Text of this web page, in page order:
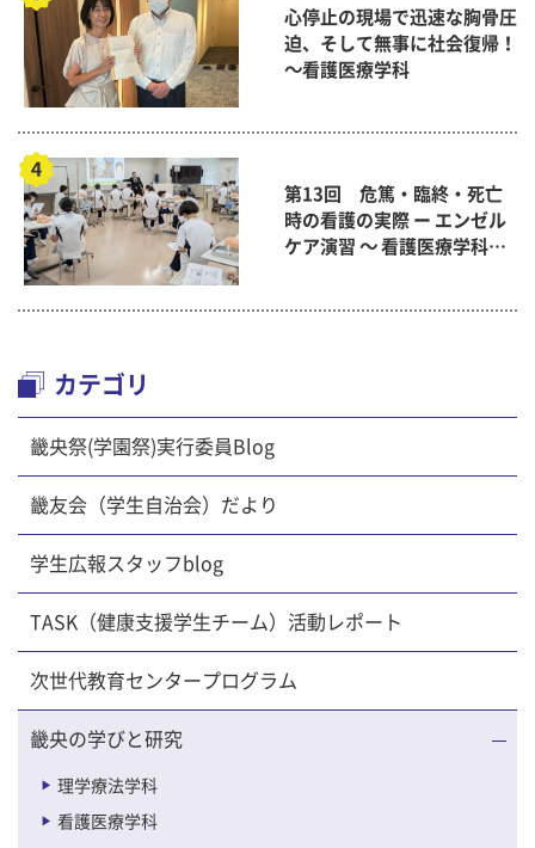
心停止の現場で迅速な胸骨圧
迫、そして無事に社会復帰！
～看護医療学科
第13回 危篤・臨終・死亡
時の看護の実際 ー エンゼル
ケア演習 ～ 看護医療学科
カテゴリ
畿央祭(学園祭)実行委員Blog
畿友会（学生自治会）だより
学生広報スタッフblog
TASK（健康支援学生チーム）活動レポート
次世代教育センタープログラム
畿央の学びと研究
理学療法学科
看護医療学科